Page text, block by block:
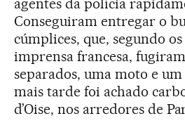
agentes da polícia
Conseguiram entregar o
cúmplices, que, segundo
imprensa francesa,
separados, uma moto e
mais tarde foi achado
d’Oise, nos arredores de